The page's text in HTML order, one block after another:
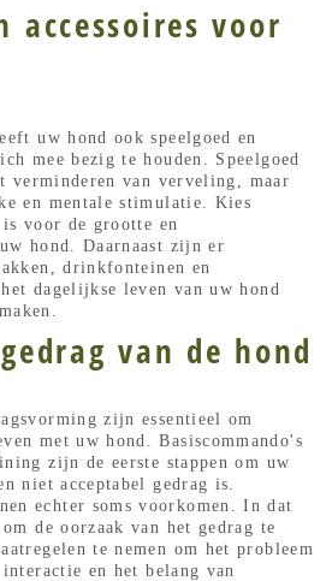
accessoires voor
uw hond ook speelgoed en
mee bezig te houden. Speelgoed
van verveling, maar
en mentale stimulatie. Kies
voor de grootte en
hond. Daarnaast zijn er
drinkfonteinen en
dagelijkse leven van uw hond
van de hond
zijn essentieel om
met uw hond. Basiscommando's
zijn de eerste stappen om uw
niet acceptabel gedrag is.
echter soms voorkomen. In dat
de oorzaak van het gedrag te
te nemen om het probleem
en het belang van